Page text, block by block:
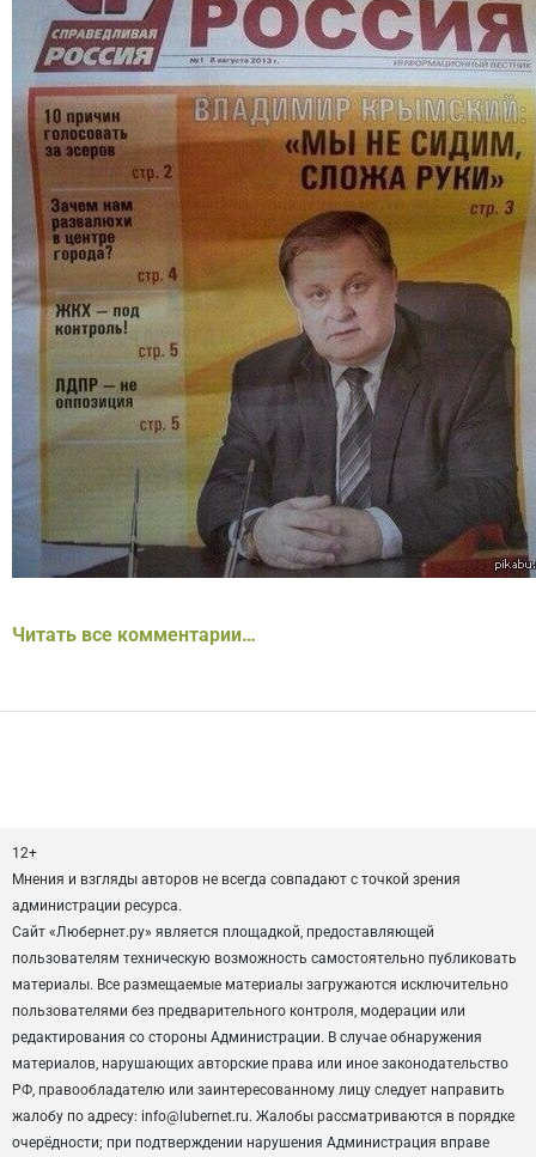
Читать все комментарии…
12+
Мнения и взгляды авторов не всегда совпадают с точкой зрения
администрации ресурса.
Сайт «Любернет.ру» является площадкой, предоставляющей
пользователям техническую возможность самостоятельно публиковать
материалы. Все размещаемые материалы загружаются исключительно
пользователями без предварительного контроля, модерации или
редактирования со стороны Администрации. В случае обнаружения
материалов, нарушающих авторские права или иное законодательство
РФ, правообладателю или заинтересованному лицу следует направить
жалобу по адресу: info@lubernet.ru. Жалобы рассматриваются в порядке
очерёдности; при подтверждении нарушения Администрация вправе